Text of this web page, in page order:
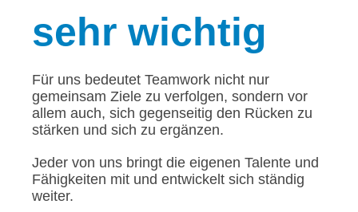
sehr wichtig
Für uns bedeutet Teamwork nicht nur
gemeinsam Ziele zu verfolgen, sondern vor
allem auch, sich gegenseitig den Rücken zu
stärken und sich zu ergänzen.
Jeder von uns bringt die eigenen Talente und
Fähigkeiten mit und entwickelt sich ständig
weiter.